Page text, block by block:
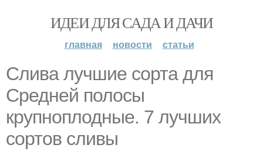
ИДЕИ ДЛЯ САДА И ДАЧИ
главная новости статьи
Слива лучшие сорта для
Средней полосы
крупноплодные. 7 лучших
сортов сливы